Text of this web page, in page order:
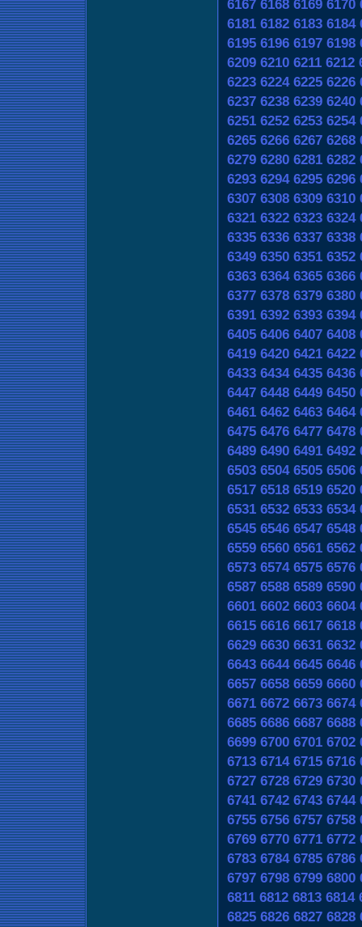
6167 6168 6169 6170
6181 6182 6183 6184
6195 6196 6197 6198
6209 6210 6211 6212
6223 6224 6225 6226
6237 6238 6239 6240
6251 6252 6253 6254
6265 6266 6267 6268
6279 6280 6281 6282
6293 6294 6295 6296
6307 6308 6309 6310
6321 6322 6323 6324
6335 6336 6337 6338
6349 6350 6351 6352
6363 6364 6365 6366
6377 6378 6379 6380
6391 6392 6393 6394
6405 6406 6407 6408
6419 6420 6421 6422
6433 6434 6435 6436
6447 6448 6449 6450
6461 6462 6463 6464
6475 6476 6477 6478
6489 6490 6491 6492
6503 6504 6505 6506
6517 6518 6519 6520
6531 6532 6533 6534
6545 6546 6547 6548
6559 6560 6561 6562
6573 6574 6575 6576
6587 6588 6589 6590
6601 6602 6603 6604
6615 6616 6617 6618
6629 6630 6631 6632
6643 6644 6645 6646
6657 6658 6659 6660
6671 6672 6673 6674
6685 6686 6687 6688
6699 6700 6701 6702
6713 6714 6715 6716
6727 6728 6729 6730
6741 6742 6743 6744
6755 6756 6757 6758
6769 6770 6771 6772
6783 6784 6785 6786
6797 6798 6799 6800
6811 6812 6813 6814
6825 6826 6827 6828